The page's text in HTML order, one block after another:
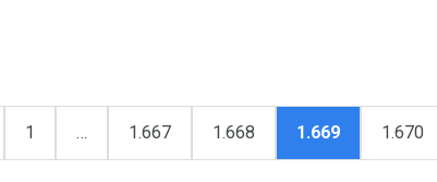
1 … 1.667 1.668 1.669 1.670